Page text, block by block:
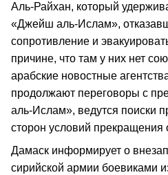
Аль-Райхан, который
«Джейш аль-Ислам»,
сопротивление и
причине, что там у них нет
арабские новостные
продолжают переговоры с
аль-Ислам», ведутся поиски
сторон условий прекращения
Дамаск информирует о
сирийской армии боевиками